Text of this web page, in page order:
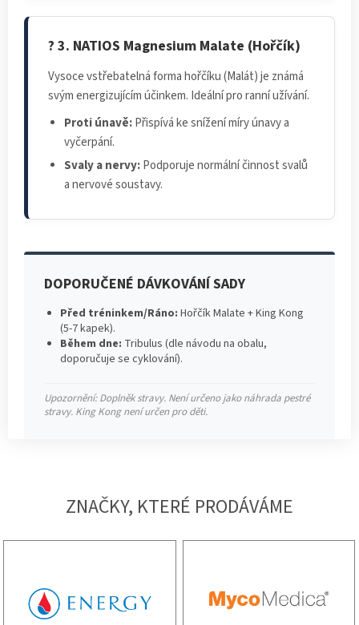
? 3. NATIOS Magnesium Malate (Hořčík)
Vysoce vstřebatelná forma hořčíku (Malát) je známá
svým energizujícím účinkem. Ideální pro ranní užívání.
Proti únavě:Přispívá ke snížení míry únavy a
vyčerpání.
Svaly a nervy:Podporuje normální činnost svalů
a nervové soustavy.
DOPORUČENÉ DÁVKOVÁNÍ SADY
Před tréninkem/Ráno: Hořčík Malate + King Kong
(5-7 kapek).
Během dne: Tribulus (dle návodu na obalu,
doporučuje se cyklování).
Upozornění: Doplněk stravy. Není určeno jako náhrada pestré
stravy. King Kong není určen pro děti.
ZNAČKY, KTERÉ PRODÁVÁME